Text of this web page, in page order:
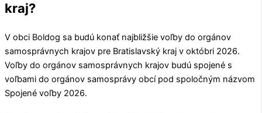
kraj?
V obci Boldog sa budú konať najbližšie voľby do orgánov
samosprávnych krajov pre Bratislavský kraj v októbri 2026.
Voľby do orgánov samosprávnych krajov budú spojené s
voľbami do orgánov samosprávy obcí pod spoločným názvom
Spojené voľby 2026.